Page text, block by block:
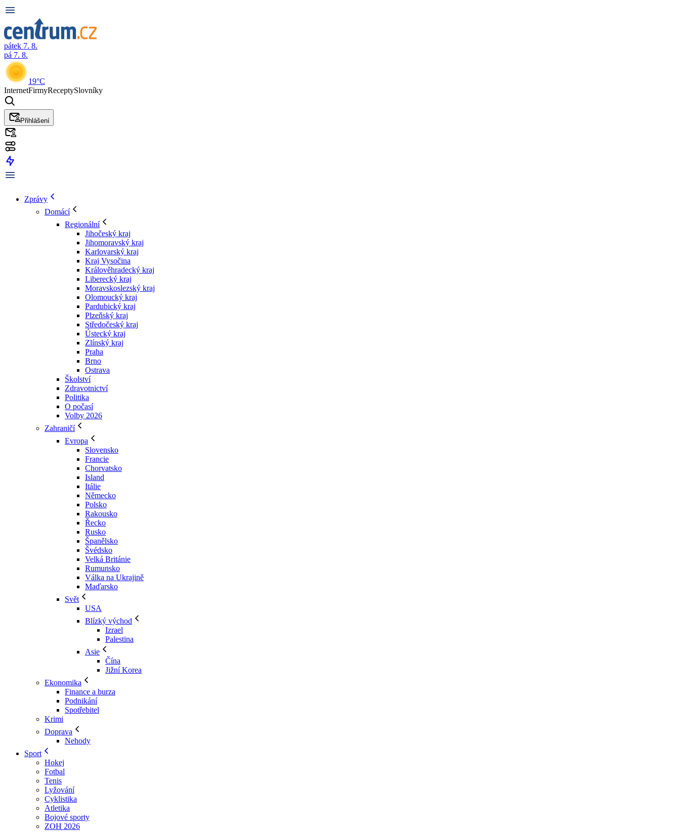
pátek 7. 8.
pá 7. 8.
19°C
InternetFirmyReceptySlovníky
Přihlášení
Zprávy
Domácí
Regionální
Jihočeský kraj
Jihomoravský kraj
Karlovarský kraj
Kraj Vysočina
Králověhradecký kraj
Liberecký kraj
Moravskoslezský kraj
Olomoucký kraj
Pardubický kraj
Plzeňský kraj
Středočeský kraj
Ústecký kraj
Zlínský kraj
Praha
Brno
Ostrava
Školství
Zdravotnictví
Politika
O počasí
Volby 2026
Zahraničí
Evropa
Slovensko
Francie
Chorvatsko
Island
Itálie
Německo
Polsko
Rakousko
Řecko
Rusko
Španělsko
Švédsko
Velká Británie
Rumunsko
Válka na Ukrajině
Maďarsko
Svět
USA
Blízký východ
Izrael
Palestina
Asie
Čína
Jižní Korea
Ekonomika
Finance a burza
Podnikání
Spotřebitel
Krimi
Doprava
Nehody
Sport
Hokej
Fotbal
Tenis
Lyžování
Cyklistika
Atletika
Bojové sporty
ZOH 2026